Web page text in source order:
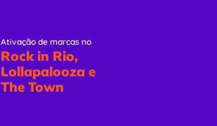
Ativação de marcas no
Rock in Rio,
Lollapalooza e
The Town